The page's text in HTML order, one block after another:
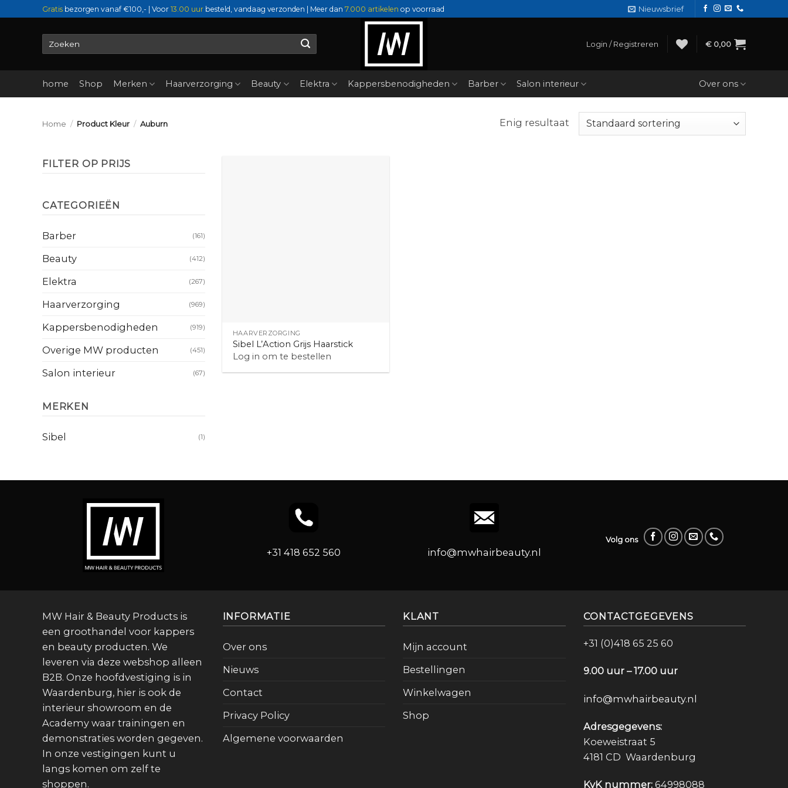
Gratis bezorgen vanaf €100,- | Voor 13.00 uur besteld, vandaag verzonden | Meer dan 7.000 artikelen op voorraad Nieuwsbrief
Zoeken
Login / Registreren € 0,00
home Shop Merken Haarverzorging Beauty Elektra Kappersbenodigheden Barber Salon interieur Over ons
Home / Product Kleur / Auburn Enig resultaat
FILTER OP PRIJS
CATEGORIEËN
Barber (161)
Beauty (412)
Elektra (267)
Haarverzorging (969)
Kappersbenodigheden (919)
Overige MW producten (451)
Salon interieur (67)
MERKEN
Sibel (1)
HAARVERZORGING
Sibel L’Action Grijs Haarstick
Log in om te bestellen
+31 418 652 560 info@mwhairbeauty.nl
Volg ons
MW Hair & Beauty Products is
een groothandel voor kappers
en beauty producten. We
leveren via deze webshop alleen
B2B. Onze hoofdvestiging is in
Waardenburg, hier is ook de
interieur showroom en de
Academy waar trainingen en
demonstraties worden gegeven.
In onze vestigingen kunt u
langs komen om zelf te
shoppen.
INFORMATIE
Over ons
Nieuws
Contact
Privacy Policy
Algemene voorwaarden
KLANT
Mijn account
Bestellingen
Winkelwagen
Shop
CONTACTGEGEVENS
+31 (0)418 65 25 60
9.00 uur – 17.00 uur
info@mwhairbeauty.nl
Adresgegevens:
Koeweistraat 5
4181 CD Waardenburg
KvK nummer:64998088